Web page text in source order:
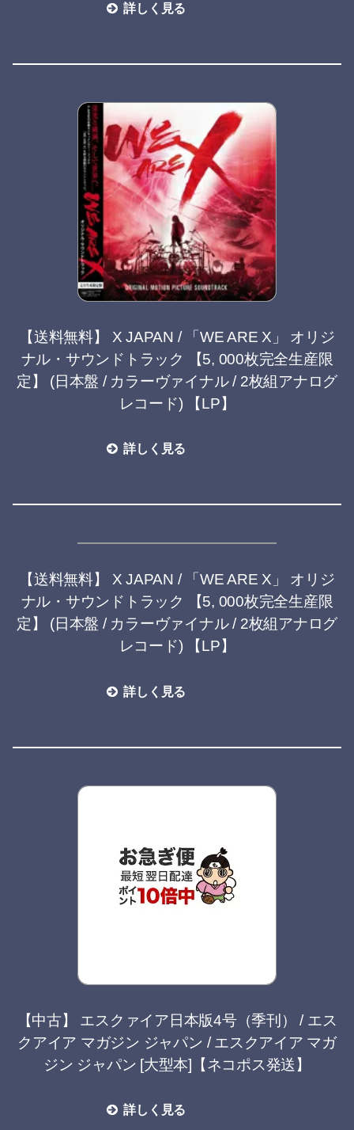
詳しく見る
【送料無料】 X JAPAN / 「WE ARE X」 オリジ
ナル・サウンドトラック 【5, 000枚完全生産限
定】 (日本盤 / カラーヴァイナル / 2枚組アナログ
レコード) 【LP】
詳しく見る
【送料無料】 X JAPAN / 「WE ARE X」 オリジ
ナル・サウンドトラック 【5, 000枚完全生産限
定】 (日本盤 / カラーヴァイナル / 2枚組アナログ
レコード) 【LP】
詳しく見る
【中古】 エスクァイア日本版4号（季刊） / エス
クアイア マガジン ジャパン / エスクアイア マガ
ジン ジャパン [大型本]【ネコポス発送】
詳しく見る